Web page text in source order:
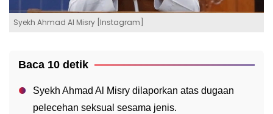
Syekh Ahmad Al Misry [Instagram]
Baca 10 detik
Syekh Ahmad Al Misry dilaporkan atas dugaan
pelecehan seksual sesama jenis.